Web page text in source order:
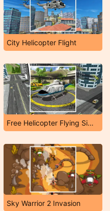
City Helicopter Flight
Free Helicopter Flying Simulator
Sky Warrior 2 Invasion